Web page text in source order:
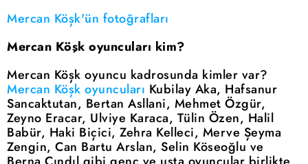
Mercan Köşk'ün fotoğrafları
Mercan Köşk oyuncuları kim?
Mercan Köşk oyuncu kadrosunda kimler var?
Mercan Köşk oyuncuları Kubilay Aka, Hafsanur
Sancaktutan, Bertan Asllani, Mehmet Özgür,
Zeyno Eracar, Ulviye Karaca, Tülin Özen, Halil
Babür, Haki Biçici, Zehra Kelleci, Merve Şeyma
Zengin, Can Bartu Arslan, Selin Köseoğlu ve